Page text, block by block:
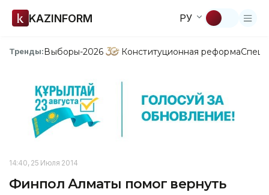
KAZINFORM РУ
Тренды:Выборы-2026 Конституционная реформа
14:40, 25 Июля 2014
Финпол Алматы помог вернуть